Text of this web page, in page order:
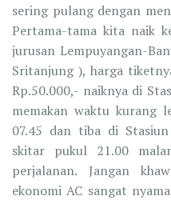
sering pulang dengan
Pertama-tama kita naik
jurusan Lempuyangan-
Sritanjung ), harga
Rp.50.000,- naiknya di
memakan waktu kurang
07.45 dan tiba di
skitar pukul 21.00
perjalanan. Jangan
ekonomi AC sangat